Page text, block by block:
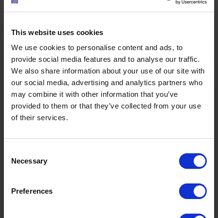
This website uses cookies
We use cookies to personalise content and ads, to
provide social media features and to analyse our traffic.
We also share information about your use of our site with
our social media, advertising and analytics partners who
may combine it with other information that you’ve
provided to them or that they’ve collected from your use
of their services.
Selection
Necessary
Preferences
Sportarten Wander- & Bergtour
Schwierigkeit Mittel
Startpunkt Brettlalm (Mittelstation)
Endpunkt Gipfelhaus Grubigstein
Ö3 Silent Cinema Open Air Kino Tour